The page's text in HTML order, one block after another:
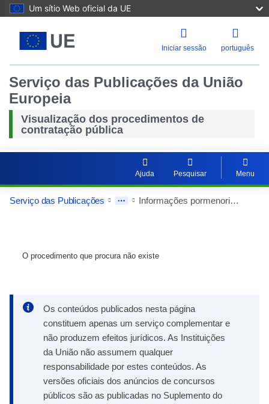
Um sítio Web oficial da UE
Iniciar sessão português
Serviço das Publicações da União
Europeia
Visualização dos procedimentos de
contratação pública
Ajuda Pesquisar Menu
Serviço das Publicações Informações pormenorizadas sobre o contrato público
O procedimento que procura não existe
Os conteúdos publicados nesta página
constituem apenas um serviço complementar e
não produzem efeitos jurídicos. As Instituições
da União não assumem qualquer
responsabilidade por estes conteúdos. As
versões oficiais dos anúncios de concursos
públicos são as publicadas no Suplemento do